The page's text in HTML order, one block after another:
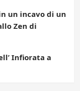
un incavo di un
Zen di
Infiorata a